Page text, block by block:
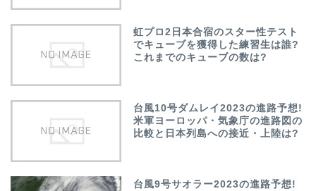
虹プロ2日本合宿のスター性テスト
でキューブを獲得した練習生は誰?
これまでのキューブの数は?
台風10号ダムレイ2023の進路予想!
米軍ヨーロッパ・気象庁の進路図の
比較と日本列島への接近・上陸は?
台風9号サオラー2023の進路予想!